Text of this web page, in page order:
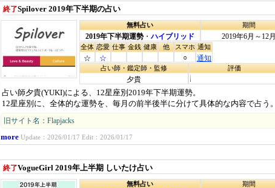
終了Spilover 2019年下半期の占い
無料占い
2019年下半期運勢 ・ハイブリッド
期間
2019年6月～12月
全体
☆
恋愛
☆
仕事 金銭 健康 他 スマホ
○
通知
通知
占い師・鑑定師・監修
夕貴
評価
占い師夕貴(YUKI)による、12星座別2019年下半期運勢。
12星座別に、全体的な運勢を、毎月の前半後半に分けて具体的な内容で占う。
旧サイト名：Flapjacks
more Update：2026/01/17 Edit：2026/01/17
終了VogueGirl 2019年上半期 しいたけ占い
無料占い 期間